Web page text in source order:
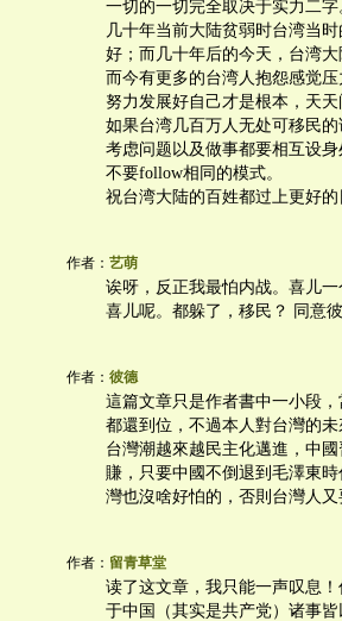
一切的一切完全取决于实力二字
几十年当前大陆贫弱时台湾当
好；而几十年后的今天，台湾
而今有更多的台湾人抱怨感觉
努力发展好自己才是根本，天
如果台湾几百万人无处可移民
考虑问题以及做事都要相互设
不要follow相同的模式。
祝台湾大陆的百姓都过上更好的
作者： 艺萌
诶呀，反正我最怕内战。喜儿
喜儿呢。都躲了，移民？ 同意彼
作者： 彼德
這篇文章只是作者書中一小段
都還到位，不過本人對台灣的
台灣潮越來越民主化邁進，中
賺，只要中國不倒退到毛澤東
灣也沒啥好怕的，否則台灣人又
作者： 留青草堂
读了这文章，我只能一声叹息
于中国（其实是共产党）诸事